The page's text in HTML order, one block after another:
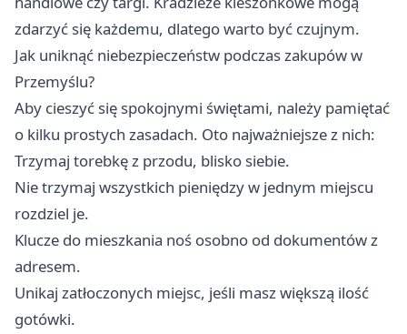
zdarzyć się każdemu, dlatego warto być czujnym.
Jak uniknąć niebezpieczeństw podczas zakupów w
Przemyślu?
Aby cieszyć się spokojnymi świętami, należy pamiętać
o kilku prostych zasadach. Oto najważniejsze z nich:
Trzymaj torebkę z przodu, blisko siebie.
Nie trzymaj wszystkich pieniędzy w jednym miejscu
rozdziel je.
Klucze do mieszkania noś osobno od dokumentów z
adresem.
Unikaj zatłoczonych miejsc, jeśli masz większą ilość
gotówki.